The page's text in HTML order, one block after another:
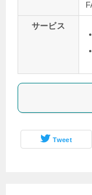
サービス
Tweet